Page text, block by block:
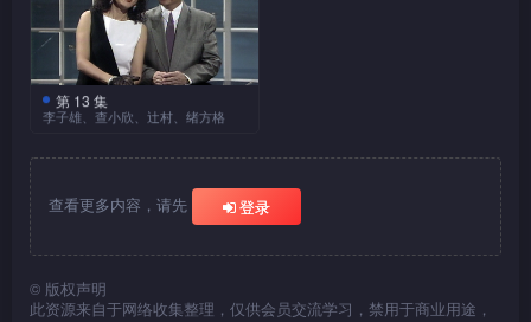
谈创作灵感、笔名由来、作品
中没有办公室情慾题材的原
畅谈当年以演员身份出道到担
任监制的经过、心态。邓光荣
贯彻爽朗个性，毫不讳言表示
制作电影以收益为主要考虑因
素，而且不会主力栽培新人，
同的个性、特质。
男女相处之道，维繫长久的感
服务员钟绮雪、荣获1988年国
际航空小姐的顾乐仪，一同尽
诉“空姐”生涯的喜乐。两位“空
姐”坦言享受工作，可会以此
为长久职业？
接著，主持请来拍卖行估
作、中国工艺品和陶瓷的估价
重要线索，发掘家中珍贵物
品。最后，经常接触不可思议
事件的夏韶声，亲述五度遇见
研究学者郑烱坚作出专业分
决收入与支出不平衡的苦况。
出道后自然受到公众关注，影
起，到底这些由板间房组成的
述。外游经理朱耀忠分享各地
旅客于外国酒店发生的趣闻，
可谓有趣兼“有味”！
第 13 集
李子雄、查小欣、辻村、绪方格
括因警匪片冒起的演员李子
雄；分别任职旅游推广人员、
总编查小欣。李子雄当年从安
定的政府公务员转战薪金没有
定居在香港的日本人，对
查看更多内容，请先 登录
© 版权声明
此资源来自于网络收集整理，仅供会员交流学习，禁用于商业用途，